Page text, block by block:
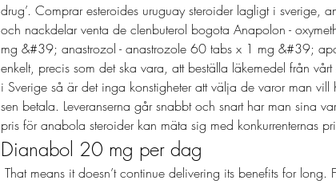
drug’. Comprar esteroides uruguay steroider lagligt i sverige,
och nackdelar venta de clenbuterol bogota Anapolon -
mg &#39; anastrozol - anastrozole 60 tabs x 1 mg &#39;
enkelt, precis som det ska vara, att beställa läkemedel från
i Sverige så är det inga konstigheter att välja de varor man vill
sen betala. Leveranserna går snabbt och snart har man sina
pris för anabola steroider kan mäta sig med konkurrenternas
Dianabol 20 mg per dag